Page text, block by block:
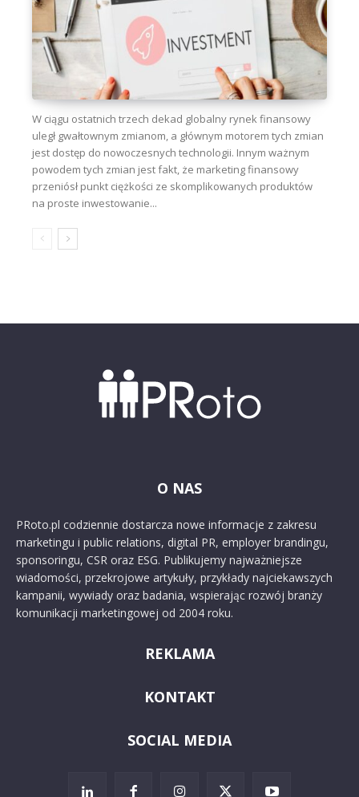
W ciągu ostatnich trzech dekad globalny rynek finansowy
uległ gwałtownym zmianom, a głównym motorem tych zmian
jest dostęp do nowoczesnych technologii. Innym ważnym
powodem tych zmian jest fakt, że marketing finansowy
przeniósł punkt ciężkości ze skomplikowanych produktów
na proste inwestowanie...
O NAS
PRoto.pl codziennie dostarcza nowe informacje z zakresu
marketingu i public relations, digital PR, employer brandingu,
sponsoringu, CSR oraz ESG. Publikujemy najważniejsze
wiadomości, przekrojowe artykuły, przykłady najciekawszych
kampanii, wywiady oraz badania, wspierając rozwój branży
komunikacji marketingowej od 2004 roku.
REKLAMA
KONTAKT
SOCIAL MEDIA